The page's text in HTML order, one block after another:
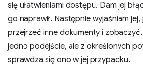
się ułatwieniami dostępu. Dam jej
go naprawił. Następnie wyjaśniam
przejrzeć inne dokumenty i
jedno podejście, ale z określonych
sprawdza się ono w jej przypadku.